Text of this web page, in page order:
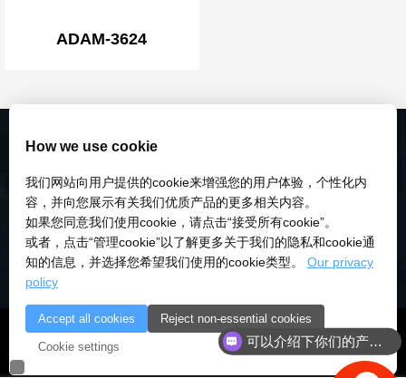
ADAM-3624
© 2018-2026 深圳市研伟科技有限公司 版权所有 |粤ICP备
18028922号-3
粤公安备：10000
How we use cookie
我们网站向用户提供的cookie来增强您的用户体验，个性化内
容，并向您展示有关我们优质产品的更多相关内容。
如果您同意我们使用cookie，请点击“接受所有cookie”。
或者，点击“管理cookie”以了解更多关于我们的隐私和cookie通
知的信息，并选择您希望我们使用的cookie类型。 Our privacy
policy
Accept all cookies Reject non-essential cookies
Cookie settings 可以介绍下你们的产品么